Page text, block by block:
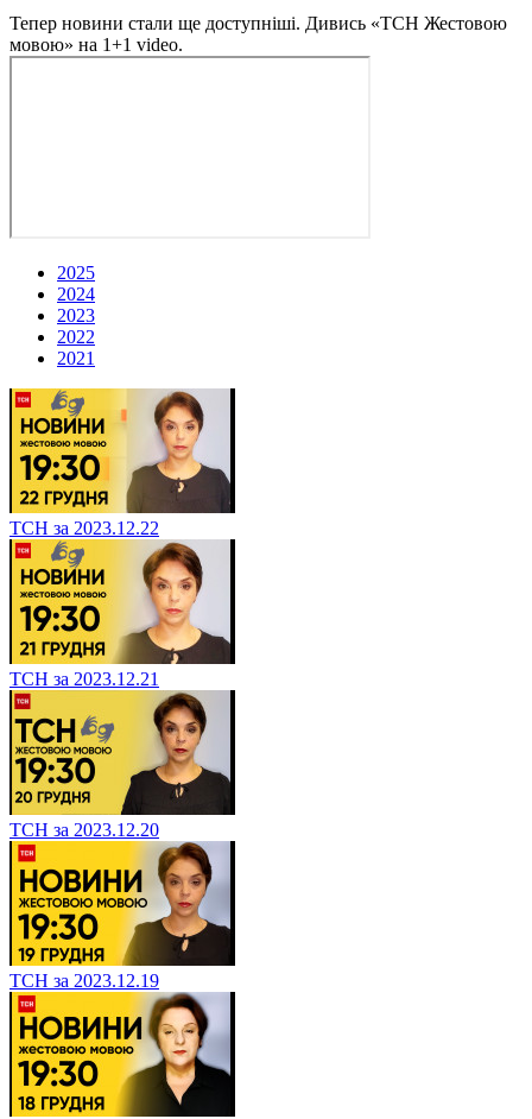
Тепер новини стали ще доступніші. Дивись «ТСН Жестовою
мовою» на 1+1 video.
2025
2024
2023
2022
2021
ТСН за 2023.12.22
ТСН за 2023.12.21
ТСН за 2023.12.20
ТСН за 2023.12.19